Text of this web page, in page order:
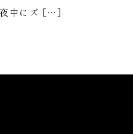
夜中にズ […]